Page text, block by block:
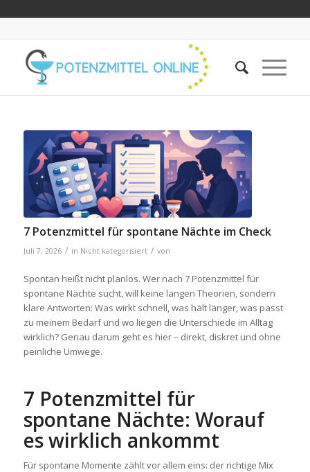
7 Potenzmittel für spontane Nächte im Check
Juli 7, 2026 / in Nicht kategorisiert / von
Spontan heißt nicht planlos. Wer nach 7 Potenzmittel für
spontane Nächte sucht, will keine langen Theorien, sondern
klare Antworten: Was wirkt schnell, was hält länger, was passt
zu meinem Bedarf und wo liegen die Unterschiede im Alltag
wirklich? Genau darum geht es hier – direkt, diskret und ohne
peinliche Umwege.
7 Potenzmittel für
spontane Nächte: Worauf
es wirklich ankommt
Für spontane Momente zählt vor allem eins: der richtige Mix